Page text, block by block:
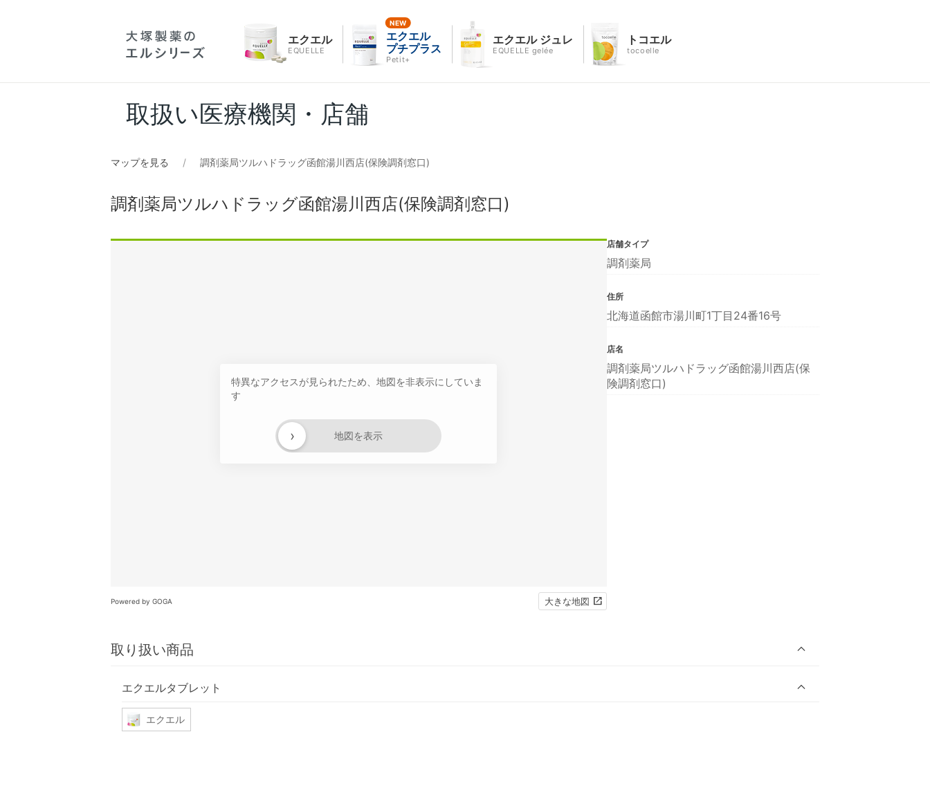
エクエル
EQUELLE
エクエル
プチプラス
Petit+
エクエル ジュレ
EQUELLE gelée
トコエル
tocoelle
取扱い医療機関・店舗
マップを見る 調剤薬局ツルハドラッグ函館湯川西店(保険調剤窓口)
調剤薬局ツルハドラッグ函館湯川西店(保険調剤窓口)
特異なアクセスが見られたため、地図を非表示にしていま
す
地図を表示
›
Powered by GOGA 大きな地図
取り扱い商品
エクエルタブレット
エクエル
店舗タイプ
調剤薬局
住所
北海道函館市湯川町1丁目24番16号
店名
調剤薬局ツルハドラッグ函館湯川西店(保
険調剤窓口)